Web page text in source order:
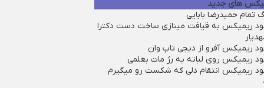
های جدید
تمام حمیدرضا بابایی
ریمیکس به قیافت مینازی ساخت دست دکترا
ریمیکس آفرو از ديجی تاپ وان
ریمیکس روی لباته یه رژ مات بغلمی
ریمیکس انتقام دلی که شکست رو میگیرم